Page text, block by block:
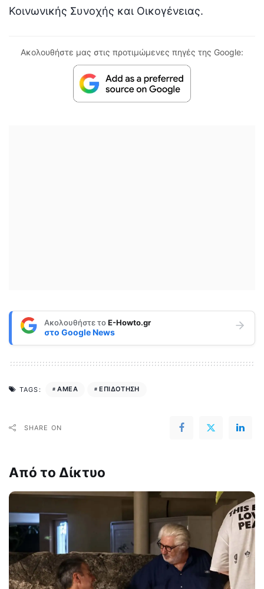
Κοινωνικής Συνοχής και Οικογένειας.
Ακολουθήστε μας στις προτιμώμενες πηγές της Google:
Ακολουθήστε τοE-Howto.gr
στο Google News
TAGS: ΑΜΕΑ ΕΠΙΔΟΤΗΣΗ
SHARE ON
Από το Δίκτυο